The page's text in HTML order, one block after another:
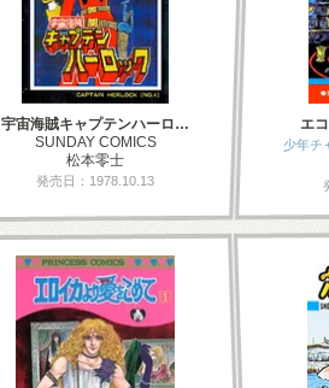
宇宙海賊キャプテンハーロ…
SUNDAY COMICS
松本零士
発売日：1978.10.13
エ
少年チ